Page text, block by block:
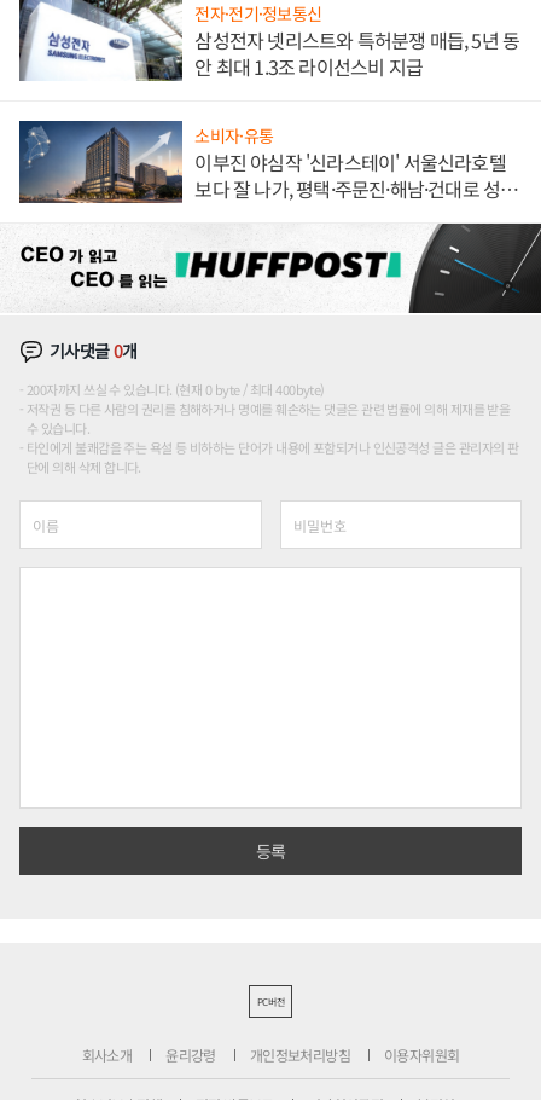
전자·전기·정보통신
삼성전자 넷리스트와 특허분쟁 매듭, 5년 동
안 최대 1.3조 라이선스비 지급
소비자·유통
이부진 야심작 '신라스테이' 서울신라호텔
보다 잘 나가, 평택·주문진·해남·건대로 성
기사댓글0개
200자까지 쓰실 수 있습니다. (현재 0 byte / 최대 400byte)
저작권 등 다른 사람의 권리를 침해하거나 명예를 훼손하는 댓글은 관련 법률에 의해 제재를 받을
수 있습니다.
타인에게 불쾌감을 주는 욕설 등 비하하는 단어가 내용에 포함되거나 인신공격성 글은 관리자의 판
단에 의해 삭제 합니다.
PC버전
회사소개 윤리강령 개인정보처리방침 이용자위원회